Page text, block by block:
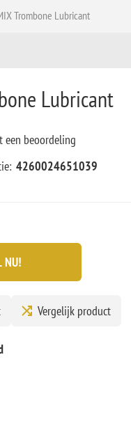
Trombone Lubricant
Lubricant
een beoordeling
4260024651039
NU!
Vergelijk product